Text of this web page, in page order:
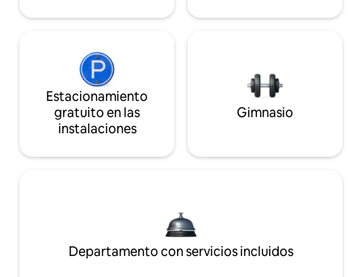
Estacionamiento
gratuito en las
instalaciones
Gimnasio
Departamento con servicios incluidos